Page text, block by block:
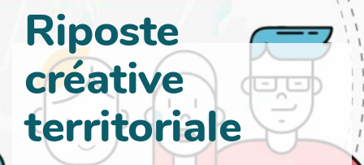
Riposte
créative
territoriale